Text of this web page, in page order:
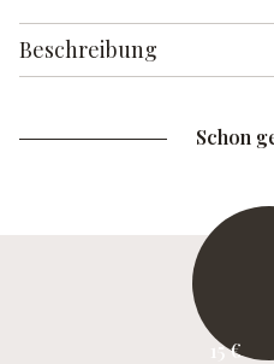
Beschreibung
Schon
15 €